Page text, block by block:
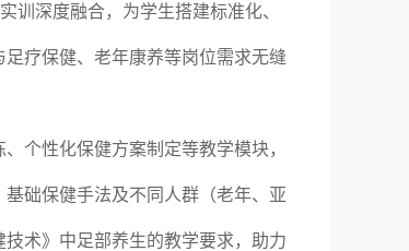
训深度融合，为学生搭建标准化、
疗保健、老年康养等岗位需求无缝
个性化保健方案制定等教学模块，
础保健手法及不同人群（老年、亚
术》中足部养生的教学要求，助力